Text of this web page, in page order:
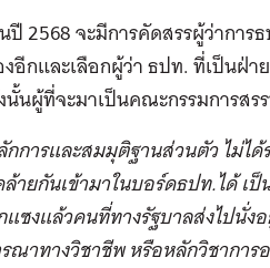
ปี 2568 จะมีการคัดสรรผู้ว่ากา
อีกและเลือกผู้ว่า ธปท. ที่เป็นฝ่
นั้นผู้ที่จะมาเป็นคณะกรรมการส
กการและสมมุติฐานส่วนตัว ไม่ไ
ายกันเข้ามาในบอร์ดธปท.ได้ เ
แซงแล้วคนที่ทางรัฐบาลส่งไปนั่ง
ณาทางวิชาชีพ หรือหลักวิชาการ